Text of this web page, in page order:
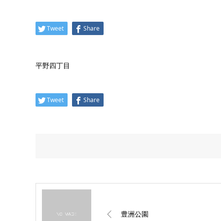
Tweet Share
平野四丁目
Tweet Share
豊洲公園